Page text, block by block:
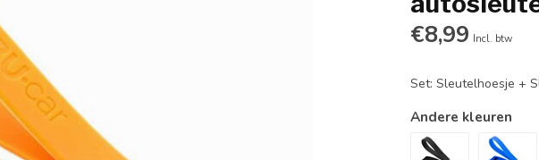
€8,99 Incl. btw
Set: Sleutelhoesje +
Andere kleuren